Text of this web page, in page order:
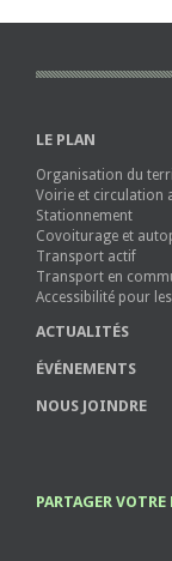
LE PLAN
Organisation du
Voirie et circulation
Stationnement
Covoiturage et
Transport actif
Transport en
Accessibilité pour
ACTUALITÉS
ÉVÉNEMENTS
NOUS JOINDRE
PARTAGER